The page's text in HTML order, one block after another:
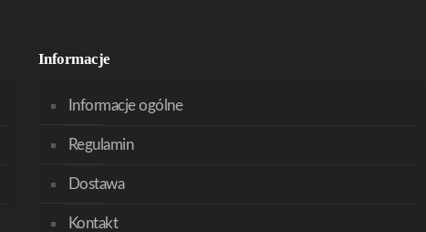
Informacje
Informacje ogólne
Regulamin
Dostawa
Kontakt